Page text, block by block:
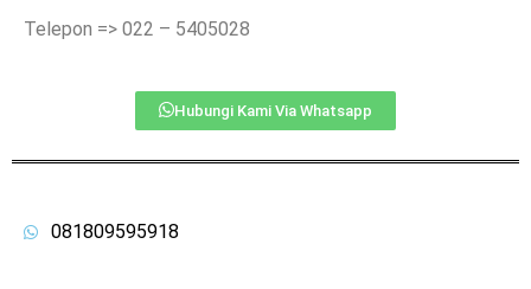
Telepon => 022 – 5405028
Hubungi Kami Via Whatsapp
081809595918